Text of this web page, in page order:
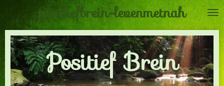
direct
naar
de
hoofdinhoud
positiefbrein-levenmetnah
Positief Brein